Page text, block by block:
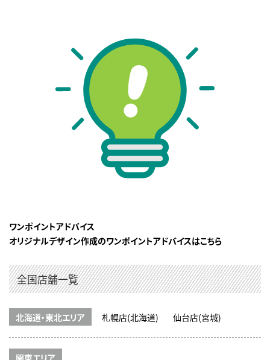
ワンポイントアドバイス
オリジナルデザイン作成のワンポイントアドバイスはこちら
全国店舗一覧
北海道・東北エリア 札幌店(北海道) 仙台店(宮城)